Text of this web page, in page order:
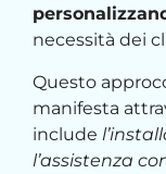
necessità dei
Questo
manifesta
include
l’assistenza